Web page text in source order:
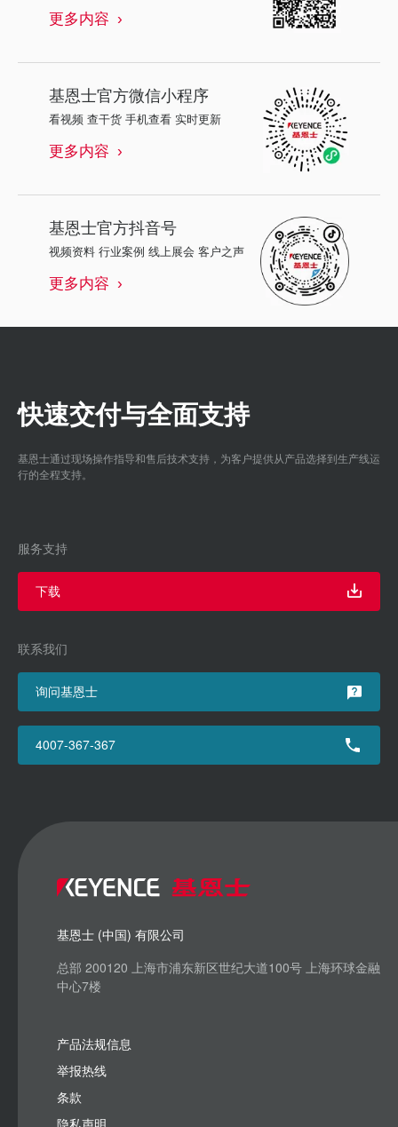
更多内容
基恩士官方微信小程序
看视频 查干货 手机查看 实时更新
更多内容
基恩士官方抖音号
视频资料 行业案例 线上展会 客户之声
更多内容
快速交付与全面支持
基恩士通过现场操作指导和售后技术支持，为客户提供从产品选择到生产线运
行的全程支持。
服务支持
下载
联系我们
询问基恩士
4007-367-367
基恩士 (中国) 有限公司
总部 200120 上海市浦东新区世纪大道100号 上海环球金融
中心7楼
产品法规信息
举报热线
条款
隐私声明